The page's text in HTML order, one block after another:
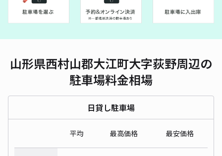
山形県西村山郡大江町大字荻野周辺の
駐車場料金相場
日貸し駐車場
平均 最高価格 最安価格